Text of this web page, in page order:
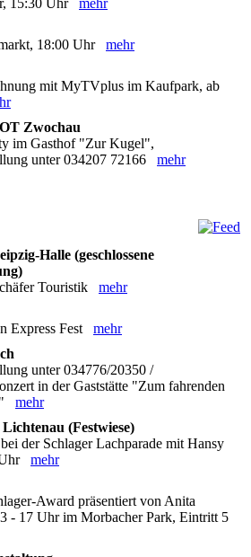
15:30 Uhr mehr
18:00 Uhr mehr
mit MyTVplus im Kaufpark, ab
Zwochau
im Gasthof "Zur Kugel",
unter 034207 72166 mehr
Halle (geschlossene
Touristik mehr
Express Fest mehr
unter 034776/20350 /
in der Gaststätte "Zum fahrenden
mehr
(Festwiese)
der Schlager Lachparade mit Hansy
mehr
Award präsentiert von Anita
- 17 Uhr im Morbacher Park, Eintritt 5